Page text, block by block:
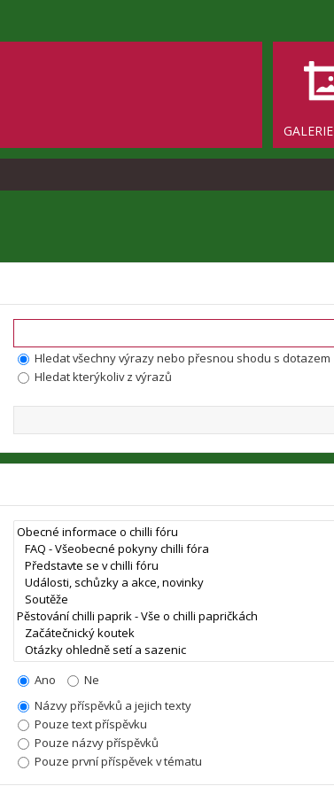
GALERIE
Hledat všechny výrazy nebo přesnou shodu s dotazem
Hledat kterýkoliv z výrazů
Ano
Ne
Názvy příspěvků a jejich texty
Pouze text příspěvku
Pouze názvy příspěvků
Pouze první příspěvek v tématu